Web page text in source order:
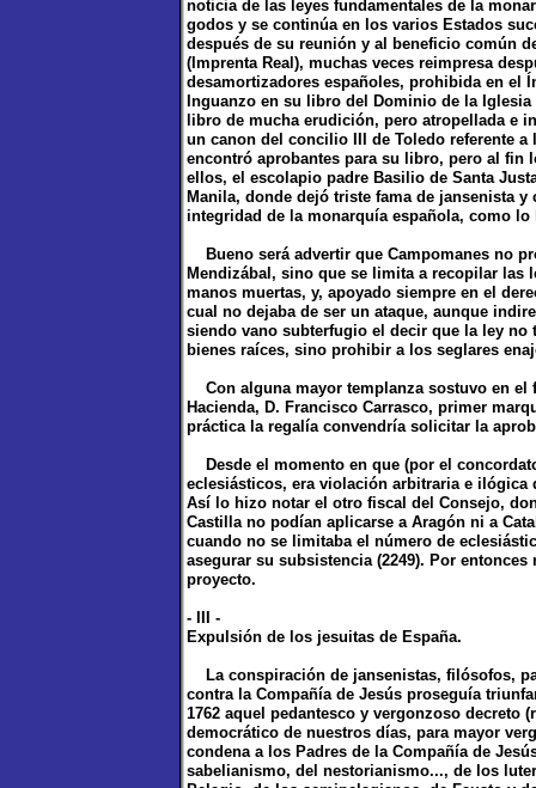
noticia de las leyes fundamentales de la
godos y se continúa en los varios Estados
después de su reunión y al beneficio común
(Imprenta Real), muchas veces reimpresa
desamortizadores españoles, prohibida en el
Inguanzo en su libro del Dominio de la
libro de mucha erudición, pero atropellada e
un canon del concilio III de Toledo referente
encontró aprobantes para su libro, pero al fin
ellos, el escolapio padre Basilio de Santa
Manila, donde dejó triste fama de jansenista
integridad de la monarquía española, como
Bueno será advertir que Campomanes no
Mendizábal, sino que se limita a recopilar las
manos muertas, y, apoyado siempre en el
cual no dejaba de ser un ataque, aunque
siendo vano subterfugio el decir que la ley
bienes raíces, sino prohibir a los seglares
Con alguna mayor templanza sostuvo en el
Hacienda, D. Francisco Carrasco, primer
práctica la regalía convendría solicitar la
Desde el momento en que (por el
eclesiásticos, era violación arbitraria e
Así lo hizo notar el otro fiscal del Consejo,
Castilla no podían aplicarse a Aragón ni a
cuando no se limitaba el número de
asegurar su subsistencia (2249). Por
proyecto.
- III -
Expulsión de los jesuitas de España.
La conspiración de jansenistas, filósofos,
contra la Compañía de Jesús proseguía
1762 aquel pedantesco y vergonzoso
democrático de nuestros días, para mayor
condena a los Padres de la Compañía de
sabelianismo, del nestorianismo..., de los